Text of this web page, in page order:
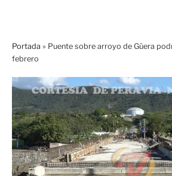
Portada » Puente sobre arroyo de Güera
febrero